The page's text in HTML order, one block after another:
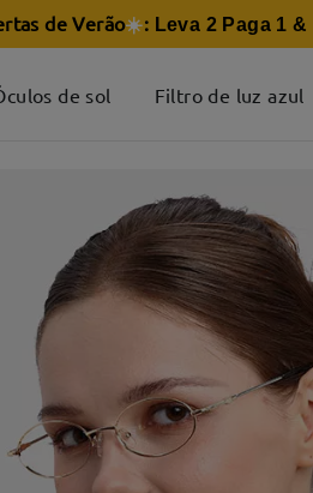
de Verão☀️: Leva 2 Paga 1 &
de sol Filtro de luz azul